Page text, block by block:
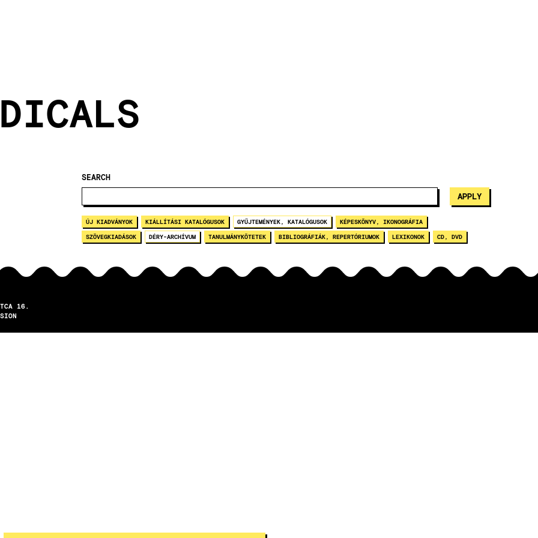
SEARCH
ÚJ KIADVÁNYOK KIÁLLÍTÁSI KATALÓGUSOK GYŰJTEMÉNYEK, KATALÓGUSOK KÉPESKÖNYV, IKONOGRÁFIA
SZÖVEGKIADÁSOK DÉRY-ARCHÍVUM TANULMÁNYKÖTETEK BIBLIOGRÁFIÁK, REPERTÓRIUMOK LEXIKONOK CD, DVD
16.